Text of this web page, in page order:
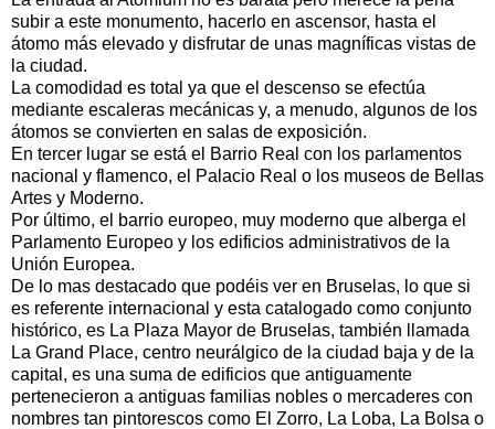
subir a este monumento, hacerlo en ascensor, hasta el
átomo más elevado y disfrutar de unas magníficas vistas de
la ciudad.
La comodidad es total ya que el descenso se efectúa
mediante escaleras mecánicas y, a menudo, algunos de los
átomos se convierten en salas de exposición.
En tercer lugar se está el Barrio Real con los parlamentos
nacional y flamenco, el Palacio Real o los museos de Bellas
Artes y Moderno.
Por último, el barrio europeo, muy moderno que alberga el
Parlamento Europeo y los edificios administrativos de la
Unión Europea.
De lo mas destacado que podéis ver en Bruselas, lo que si
es referente internacional y esta catalogado como conjunto
histórico, es La Plaza Mayor de Bruselas, también llamada
La Grand Place, centro neurálgico de la ciudad baja y de la
capital, es una suma de edificios que antiguamente
pertenecieron a antiguas familias nobles o mercaderes con
nombres tan pintorescos como El Zorro, La Loba, La Bolsa o